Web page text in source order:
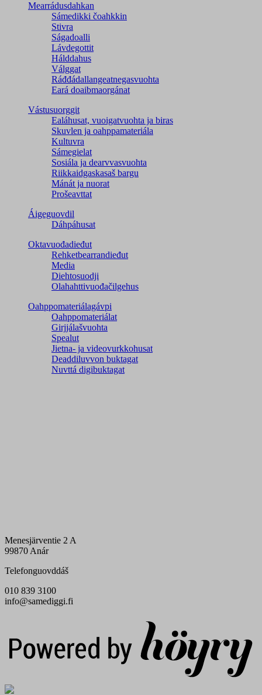
Mearrádusdahkan
Sámedikki čoahkkin
Stivra
Ságadoalli
Lávdegottit
Hálddahus
Válggat
Ráđđádallangeatnegas­vuohta
Eará doaibmaorgánat
Vástusuorggit
Ealáhusat, vuoigatvuohta ja biras
Skuvlen ja oahppamateriála
Kultuvra
Sámegielat
Sosiála ja dearvvasvuohta
Riikkaidgaskasaš bargu
Mánát ja nuorat
Prošeavttat
Áigeguovdil
Dáhpáhusat
Oktavuođadieđut
Rehketbearrandieđut
Media
Diehtosuodji
Olahahttivuođačilgehus
Oahppomateriálagávpi
Oahppomateriálat
Girjjálašvuohta
Spealut
Jietna- ja videovurkkohusat
Deaddiluvvon buktagat
Nuvttá digibuktagat
Menesjärventie 2 A
99870 Anár
Telefonguovddáš
010 839 3100
info@samediggi.fi